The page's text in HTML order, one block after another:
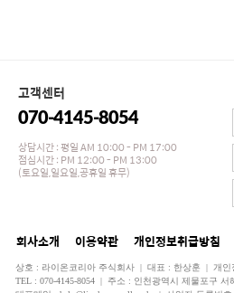
고객센터
070-4145-8054
상담시간 : 평일 AM 10:00 - PM 17:00
점심시간 : PM 12:00 - PM 13:00
(토요일,일요일,공휴일 휴무)
회사소개 이용약관 개인정보취급방침
상호 : 라이온코리아 주식회사 | 대표 : 한상훈 | 개인
TEL : 070-4145-8054 | 주소 : 인천광역시 제물포구 서